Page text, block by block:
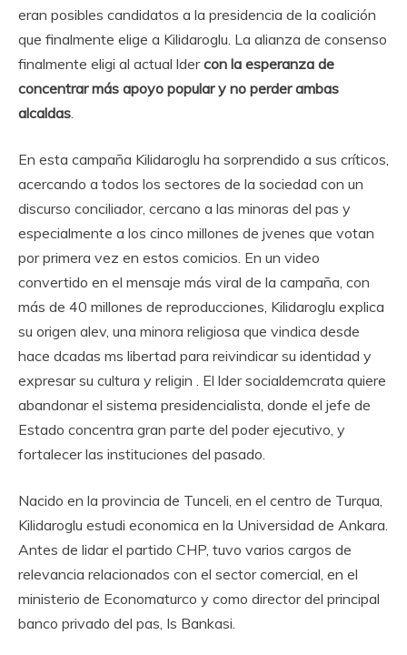
eran posibles candidatos a la presidencia de la coalición
que finalmente elige a Kilidaroglu. La alianza de consenso
finalmente eligi al actual ldercon la esperanza de
concentrar más apoyo popular y no perder ambas
alcaldas.
En esta campaña Kilidaroglu ha sorprendido a sus críticos,
acercando a todos los sectores de la sociedad con un
discurso conciliador, cercano a las minoras del pas y
especialmente a los cinco millones de jvenes que votan
por primera vez en estos comicios. En un video
convertido en el mensaje más viral de la campaña, con
más de 40 millones de reproducciones, Kilidaroglu explica
su origen alev, una minora religiosa que vindica desde
hace dcadas ms libertad para reivindicar su identidad y
expresar su cultura y religin . El lder socialdemcrata quiere
abandonar el sistema presidencialista, donde el jefe de
Estado concentra gran parte del poder ejecutivo, y
fortalecer las instituciones del pasado.
Nacido en la provincia de Tunceli, en el centro de Turqua,
Kilidaroglu estudi economica en la Universidad de Ankara.
Antes de lidar el partido CHP, tuvo varios cargos de
relevancia relacionados con el sector comercial, en el
ministerio de Economaturco y como director del principal
banco privado del pas, Is Bankasi.